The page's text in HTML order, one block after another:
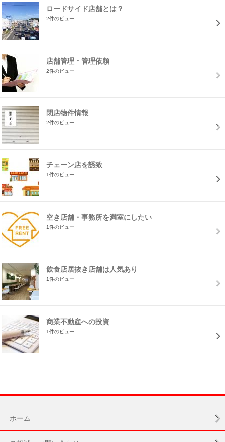
ロードサイド店舗とは？
2件のビュー
店舗管理・管理依頼
2件のビュー
閉店物件情報
2件のビュー
チェーン店を誘致
1件のビュー
空き店舗・事務所を満室にしたい
1件のビュー
飲食店居抜き店舗は人気あり
1件のビュー
商業不動産への投資
1件のビュー
ホーム